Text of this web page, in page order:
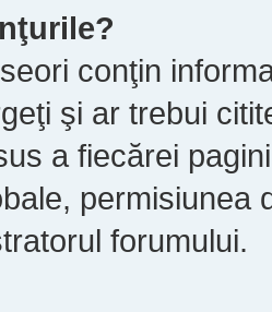
conţin
şi ar trebui
a fiecărei
permisiunea
forumului.